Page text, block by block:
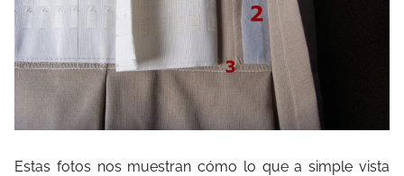
Estas fotos nos muestran cómo lo que a simple vista